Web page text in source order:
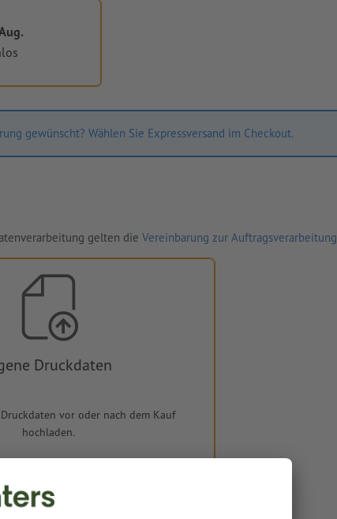
gewünscht? Wählen Sie Expressversand im Checkout.
gelten die Vereinbarung zur Auftragsverarbeitung
Druckdaten
vor oder nach dem Kauf
hochladen.
Jetzt hochladen